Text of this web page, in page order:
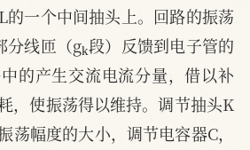
一个中间抽头上。回路的振荡
分线匝（gk段）反馈到电子管的
的产生交流电流分量，借以补
，使振荡得以维持。调节抽头K
荡幅度的大小，调节电容器C，